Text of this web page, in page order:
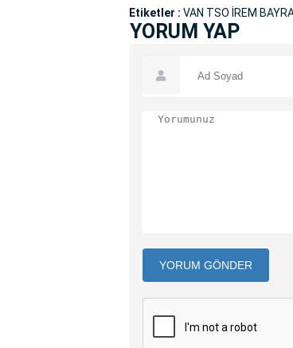
Etiketler : VAN TSO İREM
YORUM YAP
YORUM GÖNDER